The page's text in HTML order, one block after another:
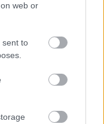
web or
sent to